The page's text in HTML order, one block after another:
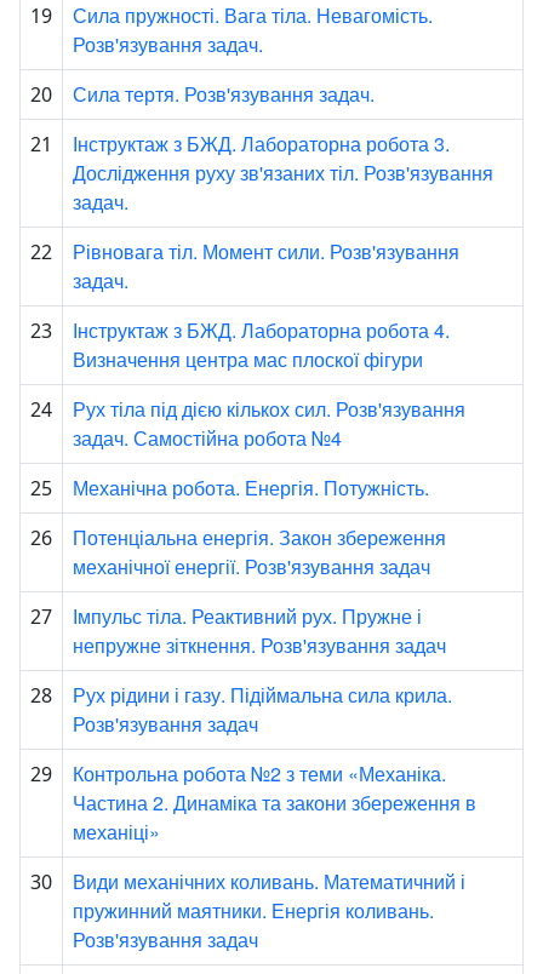
19
Сила пружності. Вага тіла. Невагомість.
Розв'язування задач.
20 Сила тертя. Розв'язування задач.
21
Інструктаж з БЖД. Лабораторна робота 3.
Дослідження руху зв'язаних тіл. Розв'язування
задач.
22
Рівновага тіл. Момент сили. Розв'язування
задач.
23
Інструктаж з БЖД. Лабораторна робота 4.
Визначення центра мас плоскої фігури
24
Рух тіла під дією кількох сил. Розв'язування
задач. Самостійна робота №4
25 Механічна робота. Енергія. Потужність.
26
Потенціальна енергія. Закон збереження
механічної енергії. Розв'язування задач
27
Імпульс тіла. Реактивний рух. Пружне і
непружне зіткнення. Розв'язування задач
28
Рух рідини і газу. Підіймальна сила крила.
Розв'язування задач
29
Контрольна робота №2 з теми «Механіка.
Частина 2. Динаміка та закони збереження в
механіці»
30
Види механічних коливань. Математичний і
пружинний маятники. Енергія коливань.
Розв'язування задач